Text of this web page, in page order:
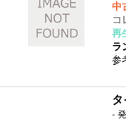
中
コ
再
ラ
参
タ
-